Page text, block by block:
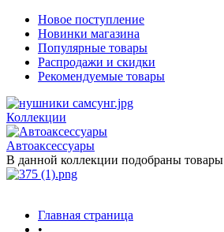
Новое поступление
Новинки магазина
Популярные товары
Распродажи и скидки
Рекомендуемые товары
Коллекции
Автоаксессуары
В данной коллекции подобраны товары
Главная страница
•